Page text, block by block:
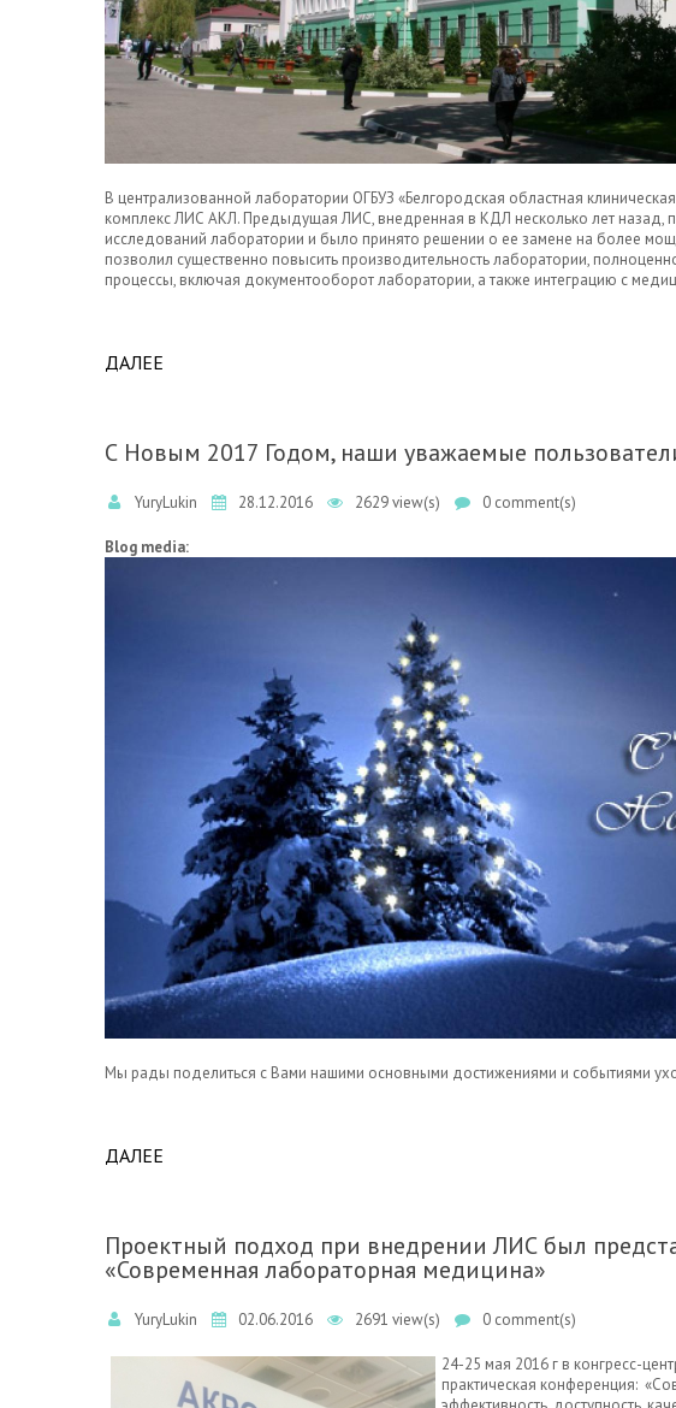
В централизованной лаборатории ОГБУЗ «Белгородская областная
комплекс ЛИС АКЛ. Предыдущая ЛИС, внедренная в КДЛ несколько лет назад,
исследований лаборатории и было принято решении о ее замене на более
позволил существенно повысить производительность лаборатории,
процессы, включая документооборот лаборатории, а также интеграцию с
ДАЛЕЕ
С Новым 2017 Годом, наши уважаемые
YuryLukin 28.12.2016 2629 view(s) 0 comment(s)
Blog media:
Мы рады поделиться с Вами нашими основными достижениями и событиями
ДАЛЕЕ
Проектный подход при внедрении ЛИС был
«Современная лабораторная медицина»
YuryLukin 02.06.2016 2691 view(s) 0 comment(s)
24-25 мая 2016 г в конгресс-
практическая конференция: